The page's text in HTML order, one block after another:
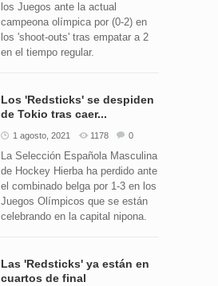
los Juegos ante la actual
campeona olímpica por (0-2) en
los 'shoot-outs' tras empatar a 2
en el tiempo regular.
Los 'Redsticks' se despiden
de Tokio tras caer...
1 agosto, 2021 1178 0
La Selección Española Masculina
de Hockey Hierba ha perdido ante
el combinado belga por 1-3 en los
Juegos Olímpicos que se están
celebrando en la capital nipona.
Las 'Redsticks' ya están en
cuartos de final